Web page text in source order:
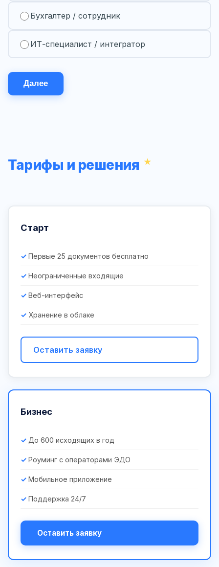
Бухгалтер / сотрудник
ИТ-специалист / интегратор
Далее
Тарифы и решения
Старт
Первые 25 документов бесплатно
Неограниченные входящие
Веб-интерфейс
Хранение в облаке
Оставить заявку
Бизнес
До 600 исходящих в год
Роуминг с операторами ЭДО
Мобильное приложение
Поддержка 24/7
Оставить заявку